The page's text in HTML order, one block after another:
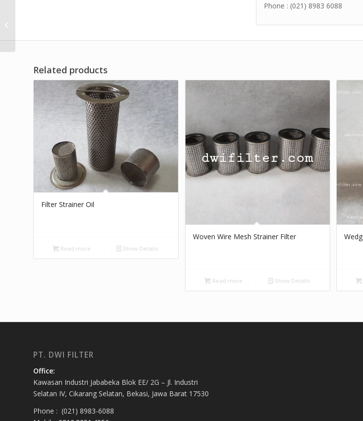
Phone : (021) 8983 6088
Related products
Filter Strainer Oil
Read more Show Details
Woven Wire Mesh Strainer Filter
Read more Show Details
PT. DWI FILTER
Office:
Kawasan Industri Jababeka Blok EE/ 2G – Jl. Industri
Selatan IV, Cikarang Selatan, Bekasi, Jawa Barat 17530
Phone : (021) 8983-6088